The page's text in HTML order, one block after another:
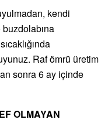
kendi
Raf ömrü üretim
sonra 6 ay içinde
OLMAYAN